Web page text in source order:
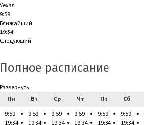
Уехал
9:59
Ближайший
19:34
Следующий
Полное расписание
Развернуть
Пн
Вт Ср Чт Пт Сб
9:59
19:34
9:59
19:34
9:59
19:34
9:59
19:34
9:59
19:34
9:59
19:34